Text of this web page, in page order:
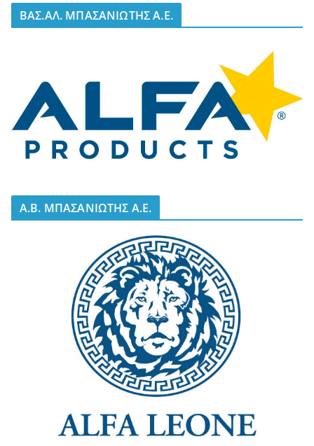
BΑΣ.ΑΛ. ΜΠΑΣΑΝΙΩΤΗΣ Α.Ε.
A.B. ΜΠΑΣΑΝΙΩΤΗΣ Α.Ε.